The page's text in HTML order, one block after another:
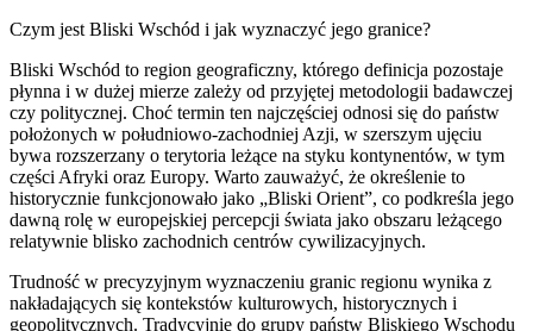
Czym jest Bliski Wschód i jak wyznaczyć jego granice?
Bliski Wschód to region geograficzny, którego definicja pozostaje
płynna i w dużej mierze zależy od przyjętej metodologii badawczej
czy politycznej. Choć termin ten najczęściej odnosi się do państw
położonych w południowo-zachodniej Azji, w szerszym ujęciu
bywa rozszerzany o terytoria leżące na styku kontynentów, w tym
części Afryki oraz Europy. Warto zauważyć, że określenie to
historycznie funkcjonowało jako „Bliski Orient”, co podkreśla jego
dawną rolę w europejskiej percepcji świata jako obszaru leżącego
relatywnie blisko zachodnich centrów cywilizacyjnych.
Trudność w precyzyjnym wyznaczeniu granic regionu wynika z
nakładających się kontekstów kulturowych, historycznych i
geopolitycznych. Tradycyjnie do grupy państw Bliskiego Wschodu